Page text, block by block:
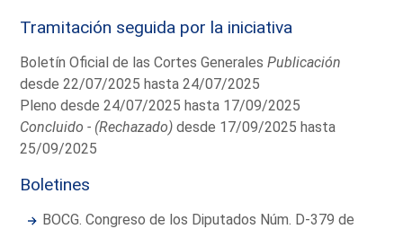
Tramitación seguida por la iniciativa
Boletín Oficial de las Cortes GeneralesPublicación
desde 22/07/2025 hasta 24/07/2025
Pleno desde 24/07/2025 hasta 17/09/2025
Concluido - (Rechazado) desde 17/09/2025 hasta
25/09/2025
Boletines
BOCG. Congreso de los Diputados Núm. D-379 de